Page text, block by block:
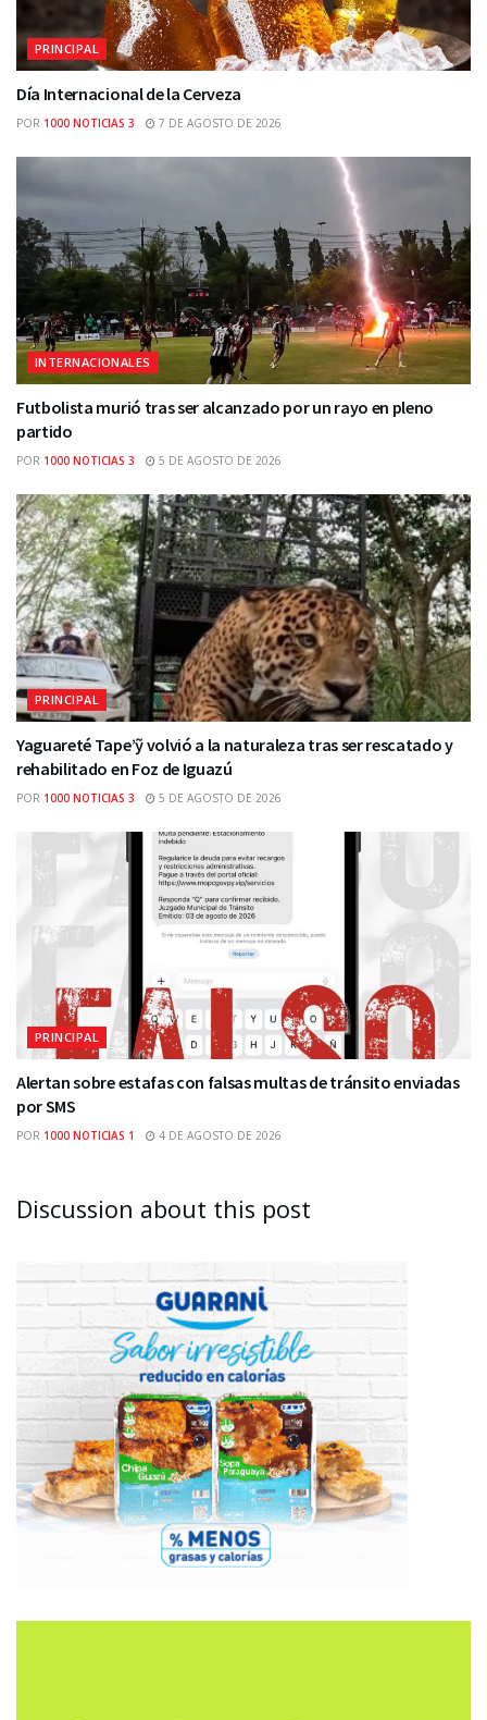
PRINCIPAL
Día Internacional de la Cerveza
POR 1000 NOTICIAS 3 7 DE AGOSTO DE 2026
INTERNACIONALES
Futbolista murió tras ser alcanzado por un rayo en pleno
partido
POR 1000 NOTICIAS 3 5 DE AGOSTO DE 2026
PRINCIPAL
Yaguareté Tape’ỹ volvió a la naturaleza tras ser rescatado y
rehabilitado en Foz de Iguazú
POR 1000 NOTICIAS 3 5 DE AGOSTO DE 2026
PRINCIPAL
Alertan sobre estafas con falsas multas de tránsito enviadas
por SMS
POR 1000 NOTICIAS 1 4 DE AGOSTO DE 2026
Discussion about this post